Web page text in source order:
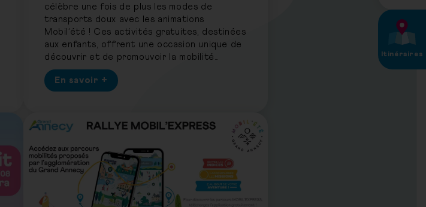
Itinéraires
célèbre une fois de plus les modes de
transports doux avec les animations
Mobil’été ! Ces activités gratuites, destinées
aux enfants, offrent une occasion unique de
découvrir et de promouvoir la mobilité
durable tout en s'amusant. Les événements
se déroulent aux Jardins de l’Europe, un
En savoir +